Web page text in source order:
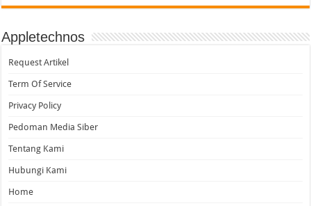
Appletechnos
Request Artikel
Term Of Service
Privacy Policy
Pedoman Media Siber
Tentang Kami
Hubungi Kami
Home